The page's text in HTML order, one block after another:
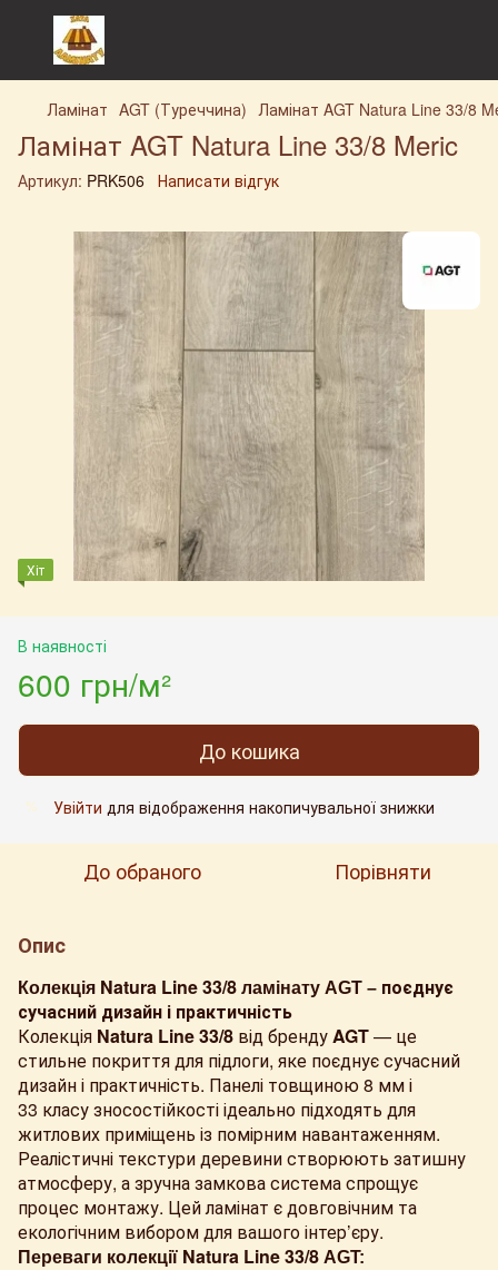
Ламінат AGT (Туреччина) Ламінат AGT Natura Line 33/8
Ламінат AGT Natura Line 33/8 Meric
Артикул: PRK506 Написати відгук
Хіт
В наявності
600 грн/м²
До кошика
% Увійти для відображення накопичувальної знижки
До обраного Порівняти
Опис
Колекція Natura Line 33/8 ламінату AGT – поєднує
сучасний дизайн і практичність
Колекція Natura Line 33/8 від бренду AGT— це
стильне покриття для підлоги, яке поєднує сучасний
дизайн і практичність. Панелі товщиною 8 мм і
33 класу зносостійкості ідеально підходять для
житлових приміщень із помірним навантаженням.
Реалістичні текстури деревини створюють затишну
атмосферу, а зручна замкова система спрощує
процес монтажу. Цей ламінат є довговічним та
екологічним вибором для вашого інтер’єру.
Переваги колекції Natura Line 33/8 AGT: